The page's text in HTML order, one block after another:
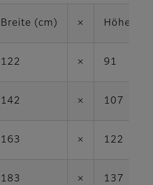
Breite (cm) × Höhe
122 × 91
142 × 107
163 × 122
183 × 137